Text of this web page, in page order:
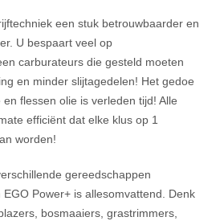
een stuk betrouwbaarder en
U bespaart veel op
carburateurs die gesteld moeten
en minder slijtagedelen! Het gedoe
flessen olie is verleden tijd! Alle
efficiënt dat elke klus op 1
worden!
gereedschappen
Power+ is allesomvattend. Denk
bosmaaiers, grastrimmers,